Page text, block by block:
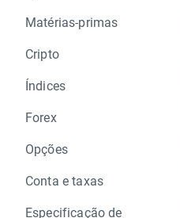
Matérias-primas
Cripto
Índices
Forex
Opções
Conta e taxas
Especificação de